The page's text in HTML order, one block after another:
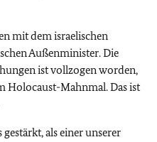
mit dem israelischen
Außenminister. Die
ist vollzogen worden,
Holocaust-Mahnmal. Das ist
als einer unserer